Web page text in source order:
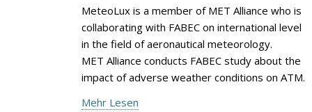
MeteoLux is a member of MET Alliance who is
collaborating with FABEC on international level
in the field of aeronautical meteorology.
MET Alliance conducts FABEC study about the
impact of adverse weather conditions on ATM.
Mehr Lesen